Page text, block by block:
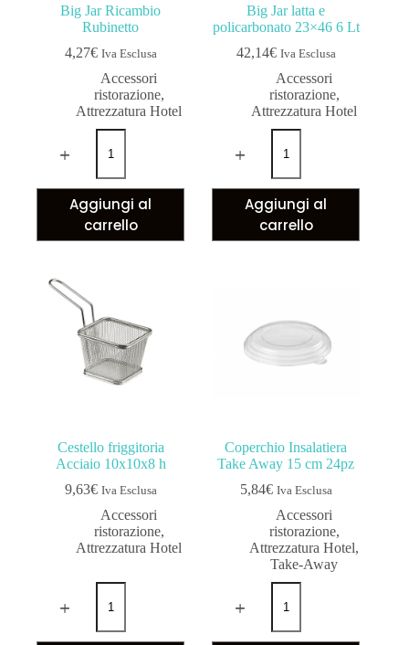
Big Jar Ricambio
Rubinetto
4,27€ Iva Esclusa
Accessori
ristorazione,
Attrezzatura Hotel
Aggiungi al
carrello
Big Jar latta e
policarbonato 23×46 6 Lt
42,14€ Iva Esclusa
Accessori
ristorazione,
Attrezzatura Hotel
Aggiungi al
carrello
Cestello friggitoria
Acciaio 10x10x8 h
9,63€ Iva Esclusa
Accessori
ristorazione,
Attrezzatura Hotel
Coperchio Insalatiera
Take Away 15 cm 24pz
5,84€ Iva Esclusa
Accessori
ristorazione,
Attrezzatura Hotel,
Take-Away